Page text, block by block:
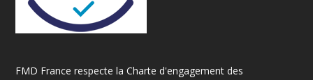
FMD France respecte la Charte d'engagement des